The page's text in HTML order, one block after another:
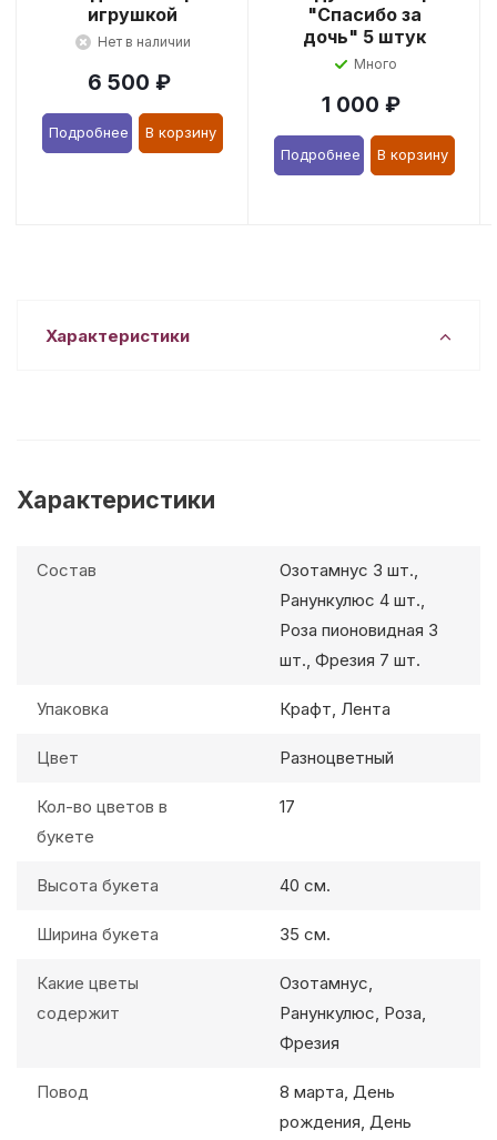
игрушкой
Нет в наличии
6 500 ₽
Подробнее В корзину
"Спасибо за
дочь" 5 штук
Много
1 000 ₽
Подробнее В корзину
Характеристики
Характеристики
Состав
Озотамнус 3 шт.,
Ранункулюс 4 шт.,
Роза пионовидная 3
шт., Фрезия 7 шт.
Упаковка Крафт, Лента
Цвет Разноцветный
Кол-во цветов в
букете
17
Высота букета 40 см.
Ширина букета 35 см.
Какие цветы
содержит
Озотамнус,
Ранункулюс, Роза,
Фрезия
Повод
8 марта, День
рождения, День